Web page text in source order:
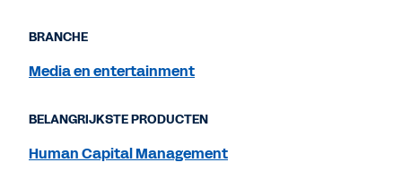
BRANCHE
Media en entertainment
BELANGRIJKSTE PRODUCTEN
Human Capital Management